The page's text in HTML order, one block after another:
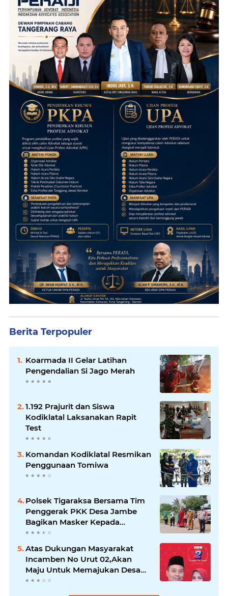
Berita Terpopuler
Koarmada II Gelar Latihan
Pengendalian Si Jago Merah
1.192 Prajurit dan Siswa
Kodiklatal Laksanakan Rapit
Test
Komandan Kodiklatal Resmikan
Penggunaan Tomiwa
Polsek Tigaraksa Bersama Tim
Penggerak PKK Desa Jambe
Bagikan Masker Kepada
Pengguna Jalan
Atas Dukungan Masyarakat
Incamben No Urut 02,Akan
Maju Untuk Memajukan Desa
Tegal Kunir Kidul